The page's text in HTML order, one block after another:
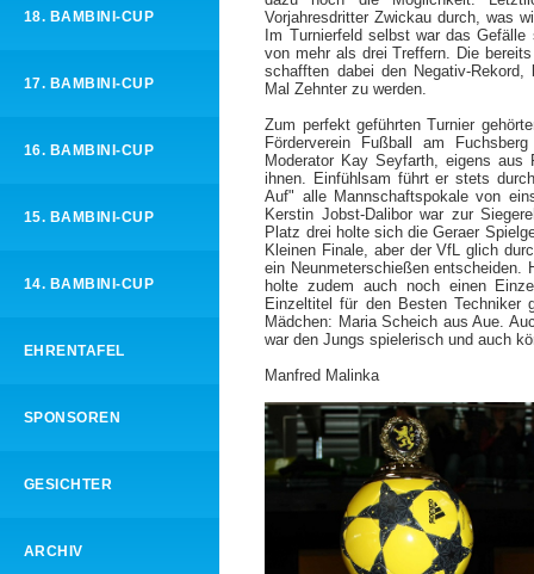
18. BAMBINI-CUP
17. BAMBINI-CUP
16. BAMBINI-CUP
15. BAMBINI-CUP
14. BAMBINI-CUP
EHRENTAFEL
SPONSOREN
GESICHTER
ARCHIV
Vorjahresdritter Zwickau durch, was
Im Turnierfeld selbst war das
von mehr als drei Treffern. Die
schafften dabei den Negativ-
Mal Zehnter zu werden.
Zum perfekt geführten Turnier
Förderverein Fußball am
Moderator Kay Seyfarth, eigens
ihnen. Einfühlsam führt er stets
Auf" alle Mannschaftspokale von
Kerstin Jobst-Dalibor war zur
Platz drei holte sich die Geraer
Kleinen Finale, aber der VfL glich
ein Neunmeterschießen entscheiden.
holte zudem auch noch einen
Einzeltitel für den Besten Techniker
Mädchen: Maria Scheich aus Aue.
war den Jungs spielerisch und auch
Manfred Malinka